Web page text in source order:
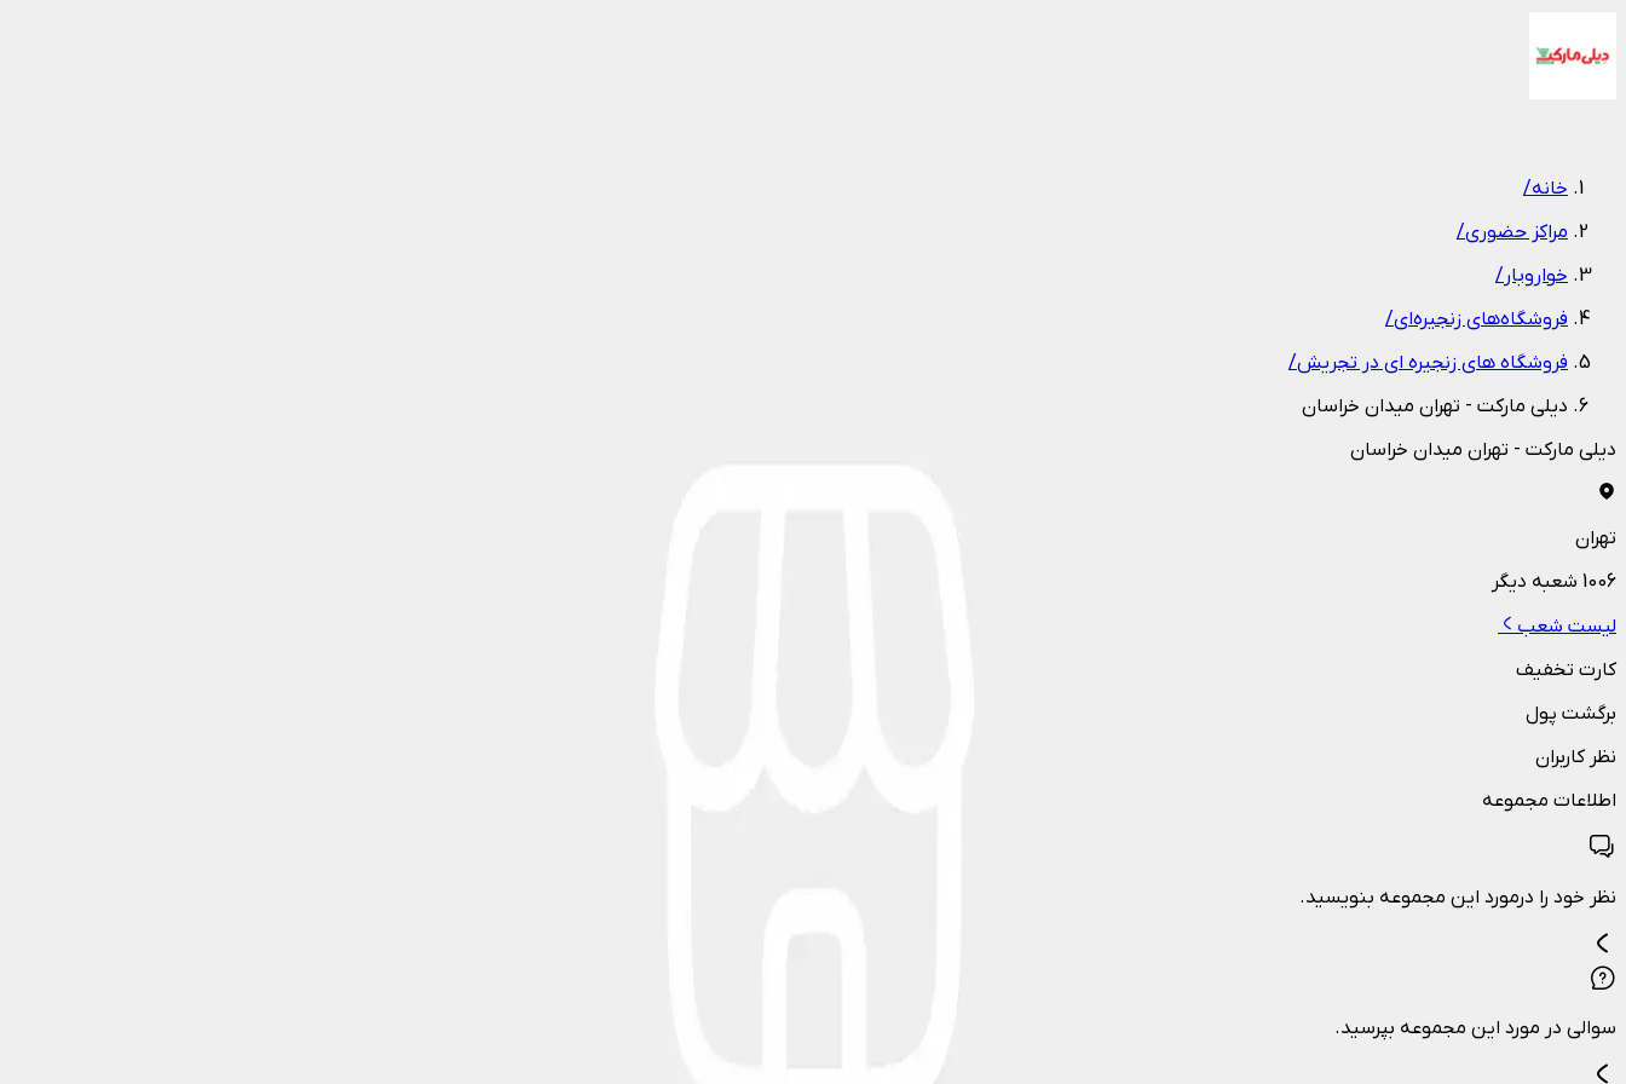
خانه/
مراکز حضوری/
خواروبار/
فروشگاه‌های زنجیره‌ای/
فروشگاه های زنجیره ای در تجریش/
دیلی مارکت - تهران میدان خراسان
دیلی مارکت - تهران میدان خراسان
تهران
1006 شعبه دیگر
لیست شعب
کارت تخفیف
برگشت پول
نظر کاربران
اطلاعات مجموعه
نظر خود را درمورد این مجموعه بنویسید.
سوالی در مورد این مجموعه بپرسید.